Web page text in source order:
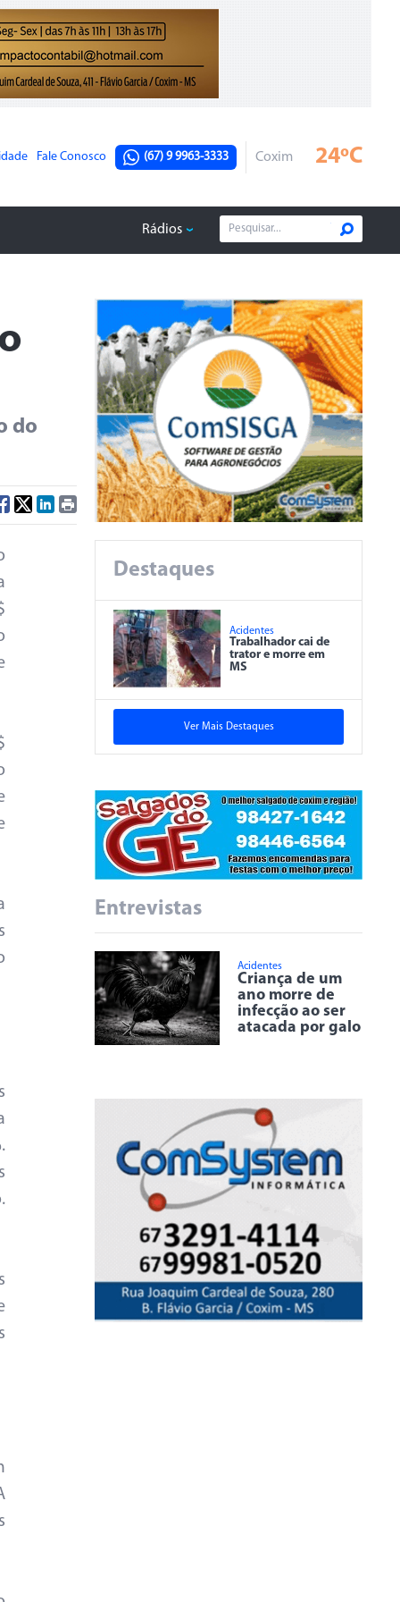
Fale Conosco (67) 9 9963-3333 Coxim 24ºC
Rádios
do
Destaques
Acidentes
Trabalhador cai de
trator e morre em
MS
Ver Mais Destaques
Entrevistas
Acidentes
Criança de um
ano morre de
infecção ao ser
atacada por galo